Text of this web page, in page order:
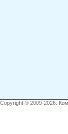
Copyright ® 2009-2026.